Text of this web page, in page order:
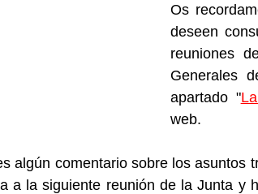
Os
deseen
reuniones
Generales
apartado "
web.
algún comentario sobre los asuntos
a la siguiente reunión de la Junta y